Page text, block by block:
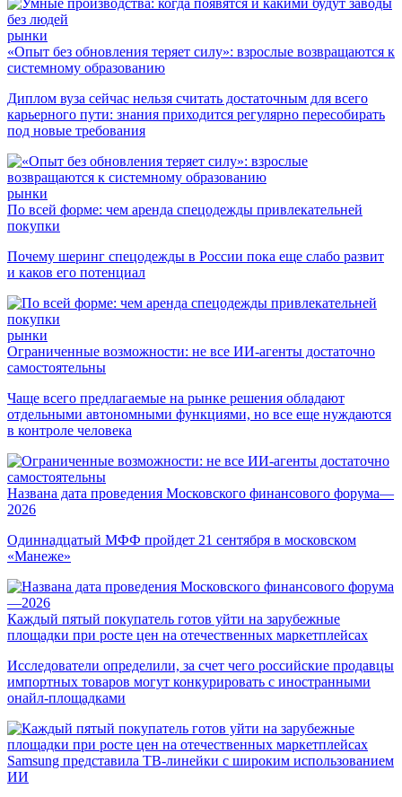
рынки
«Опыт без обновления теряет силу»: взрослые возвращаются к
системному образованию
Диплом вуза сейчас нельзя считать достаточным для всего
карьерного пути: знания приходится регулярно пересобирать
под новые требования
рынки
По всей форме: чем аренда спецодежды привлекательней
покупки
Почему шеринг спецодежды в России пока еще слабо развит
и каков его потенциал
рынки
Ограниченные возможности: не все ИИ-агенты достаточно
самостоятельны
Чаще всего предлагаемые на рынке решения обладают
отдельными автономными функциями, но все еще нуждаются
в контроле человека
Названа дата проведения Московского финансового форума—
2026
Одиннадцатый МФФ пройдет 21 сентября в московском
«Манеже»
Каждый пятый покупатель готов уйти на зарубежные
площадки при росте цен на отечественных маркетплейсах
Исследователи определили, за счет чего российские продавцы
импортных товаров могут конкурировать с иностранными
онайл-площадками
Samsung представила ТВ-линейки с широким использованием
ИИ